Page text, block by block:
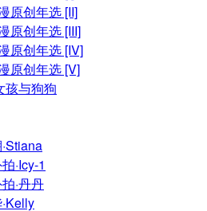
原创年选 [II]
原创年选 [III]
原创年选 [IV]
原创年选 [V]
孩与狗狗
·Icy-1
·丹丹